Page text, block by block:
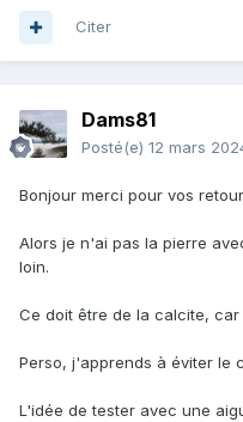
Citer
Dams81
Posté(e) 12 mars
Bonjour merci pour vos
Alors je n'ai pas la pierre
loin.
Ce doit être de la calcite,
Perso, j'apprends à éviter le
L'idée de tester avec une